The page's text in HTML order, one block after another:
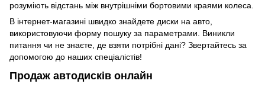
розуміють відстань між внутрішніми бортовими краями колеса.
В інтернет-магазині швидко знайдете диски на авто,
використовуючи форму пошуку за параметрами. Виникли
питання чи не знаєте, де взяти потрібні дані? Звертайтесь за
допомогою до наших спеціалістів!
Продаж автодисків онлайн